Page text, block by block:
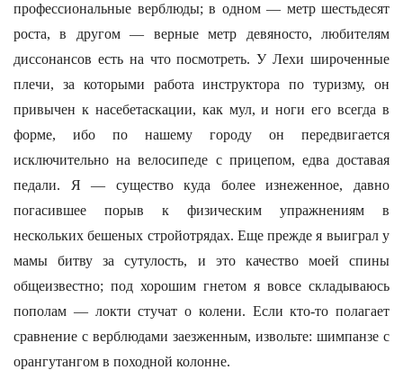
профессиональные верблюды; в одном — метр шестьдесят
роста, в другом — верные метр девяносто, любителям
диссонансов есть на что посмотреть. У Лехи широченные
плечи, за которыми работа инструктора по туризму, он
привычен к насебетаскации, как мул, и ноги его всегда в
форме, ибо по нашему городу он передвигается
исключительно на велосипеде с прицепом, едва доставая
педали. Я — существо куда более изнеженное, давно
погасившее порыв к физическим упражнениям в
нескольких бешеных стройотрядах. Еще прежде я выиграл у
мамы битву за сутулость, и это качество моей спины
общеизвестно; под хорошим гнетом я вовсе складываюсь
пополам — локти стучат о колени. Если кто-то полагает
сравнение с верблюдами заезженным, извольте: шимпанзе с
орангутангом в походной колонне.